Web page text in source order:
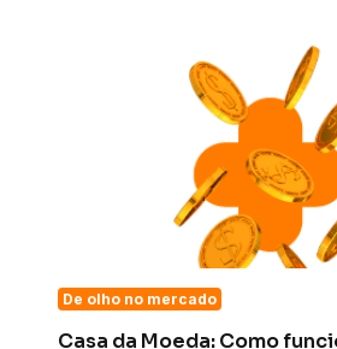
De olho no mercado
Casa da Moeda: Como